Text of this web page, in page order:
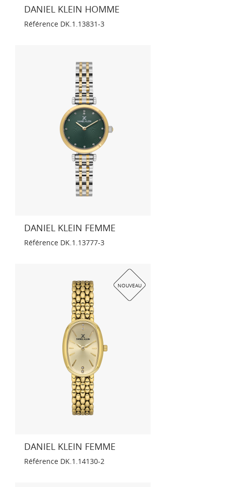
DANIEL KLEIN HOMME
Référence DK.1.13831-3
DANIEL KLEIN FEMME
Référence DK.1.13777-3
NOUVEAU
DANIEL KLEIN FEMME
Référence DK.1.14130-2